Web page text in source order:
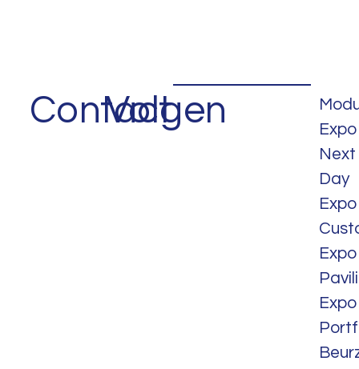
Contact
Volgen
Expo
Next
Day
Expo
Expo
Expo